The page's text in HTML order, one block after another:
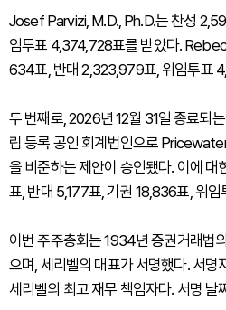
Josef Parvizi, M.D., Ph.D.는 찬성
임투표 4,374,728표를 받았다.
634표, 반대 2,323,979표, 위임투표
두 번째로, 2026년 12월 31일 종료되
립 등록 공인 회계법인으로
을 비준하는 제안이 승인됐다. 이에
표, 반대 5,177표, 기권 18,836표, 위
이번 주주총회는 1934년 증권거래법
으며, 세리벨의 대표가 서명했다. 서
세리벨의 최고 재무 책임자다. 서명